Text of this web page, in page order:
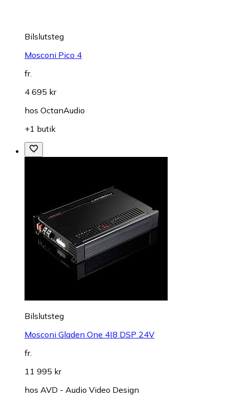
Bilslutsteg
Mosconi Pico 4
fr.
4 695 kr
hos OctanAudio
+1 butik
Bilslutsteg
Mosconi Gladen One 4|8 DSP 24V
fr.
11 995 kr
hos AVD - Audio Video Design